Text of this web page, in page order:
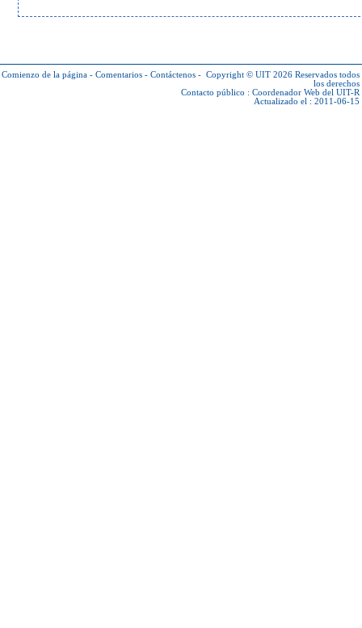
Comienzo de la página - Comentarios - Contáctenos - Copyright © UIT 2026 Reservados todos
los derechos
Contacto público : Coordenador Web del UIT-R
Actualizado el : 2011-06-15